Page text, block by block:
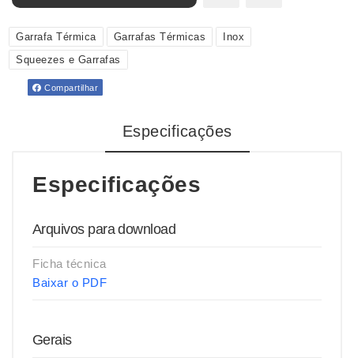
Garrafa Térmica Garrafas Térmicas
Inox
Squeezes e Garrafas
Compartilhar
Especificações
Especificações
Arquivos para download
Ficha técnica
Baixar o PDF
Gerais